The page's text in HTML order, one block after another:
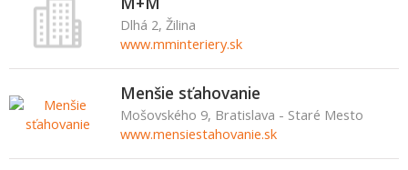
Dlhá 2, Žilina
www.mminteriery.sk
Menšie sťahovanie
Mošovského 9, Bratislava - Staré Mesto
www.mensiestahovanie.sk